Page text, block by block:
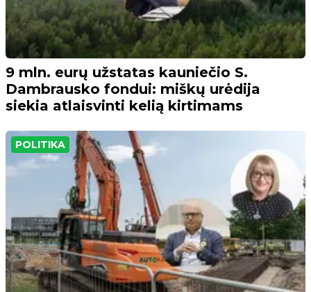
9 mln. eurų užstatas kauniečio S.
Dambrausko fondui: miškų urėdija
siekia atlaisvinti kelią kirtimams
POLITIKA